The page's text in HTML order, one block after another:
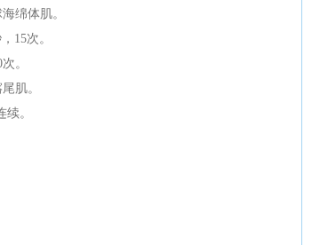
绵体肌。
15次。
。
肌。
。